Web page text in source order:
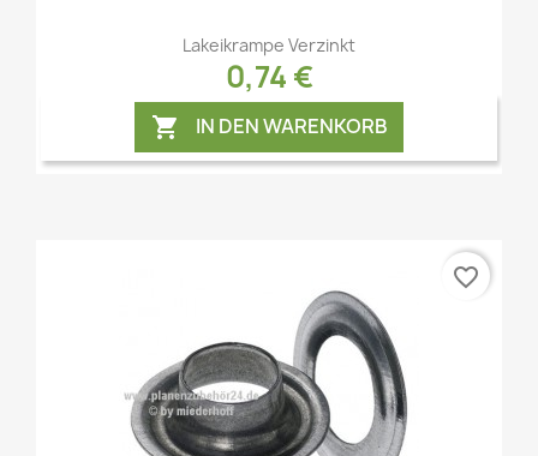
Vorschau
Lakeikrampe Verzinkt
0,74 €
 IN DEN WARENKORB
favorite_border